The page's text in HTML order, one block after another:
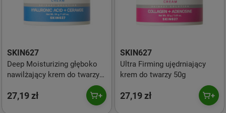
SKIN627
Deep Moisturizing głęboko
nawilżający krem do twarzy
27,19 zł
SKIN627
Ultra Firming ujędrniający
krem do twarzy 50g
27,19 zł